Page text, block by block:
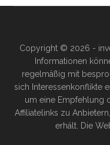
Copyright © 2026 -
Informationen
regelmäßig mit
sich Interessenkonflikte
um eine Empfehlung
Affiliatelinks zu
erhält. Die